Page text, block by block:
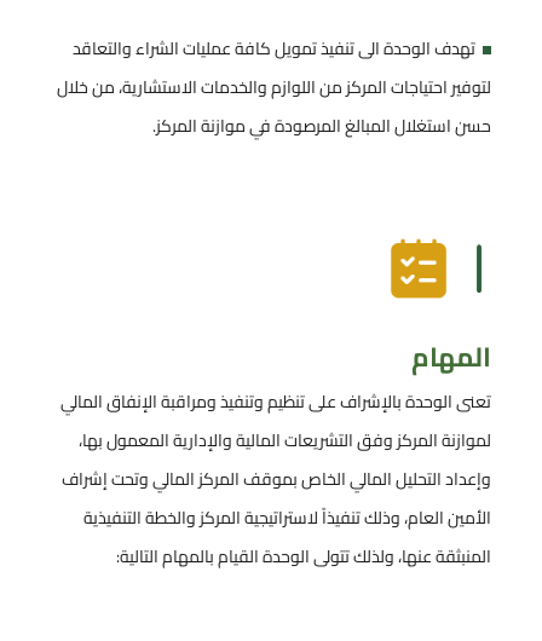
تهدف الوحدة الى تنفيذ تمويل كافة عمليات الشراء والتعاقد
لتوفير احتياجات المركز من اللوازم والخدمات الاستشارية، من خلال
حسن استغلال المبالغ المرصودة في موازنة المركز.
المهام
تعنى الوحدة بالإشراف على تنظيم وتنفيذ ومراقبة الإنفاق المالي
لموازنة المركز وفق التشريعات المالية والإدارية المعمول بها،
وإعداد التحليل المالي الخاص بموقف المركز المالي وتحت إشراف
الأمين العام، وذلك تنفيذاً لاستراتيجية المركز والخطة التنفيذية
المنبثقة عنها، ولذلك تتولى الوحدة القيام بالمهام التالية: